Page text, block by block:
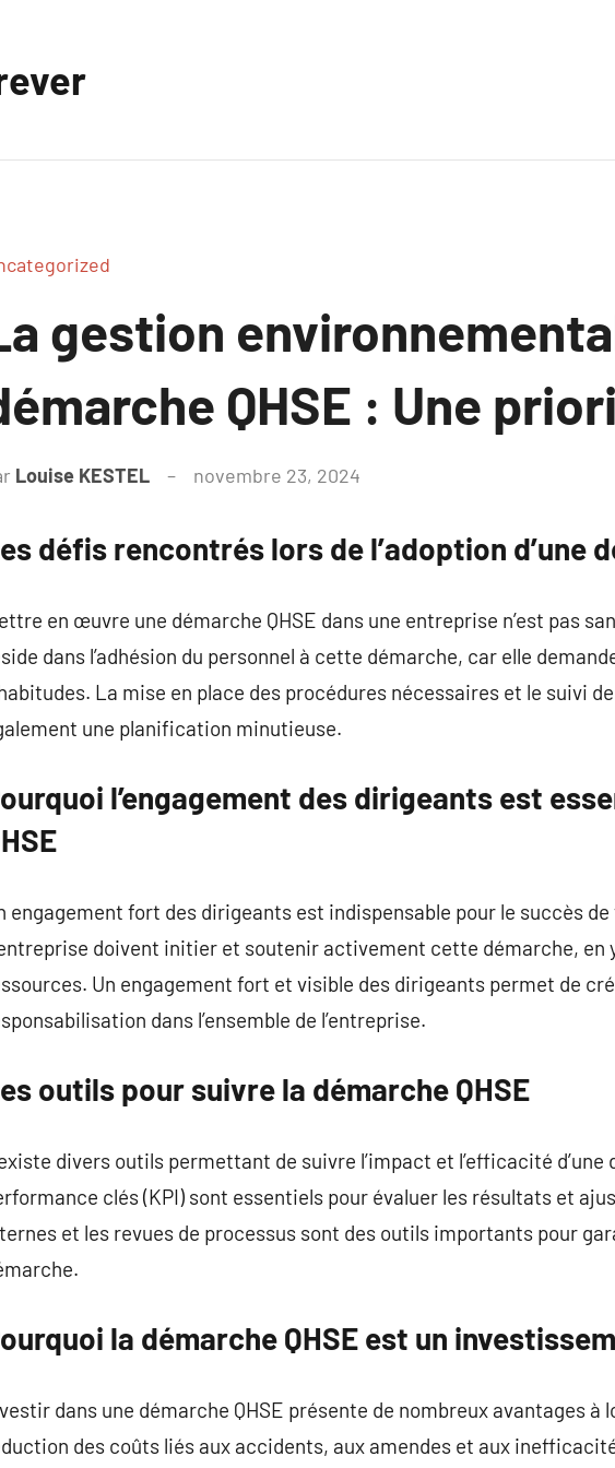
gestion
QHSE : Une
Louise KESTEL novembre 23, 2024
défis rencontrés lors de l’adoption d’une
en œuvre une démarche QHSE dans une entreprise n’est pas
dans l’adhésion du personnel à cette démarche, car elle
La mise en place des procédures nécessaires et le suivi
une planification minutieuse.
l’engagement des dirigeants est
engagement fort des dirigeants est indispensable pour le succès
doivent initier et soutenir activement cette démarche, en
Un engagement fort et visible des dirigeants permet de
dans l’ensemble de l’entreprise.
outils pour suivre la démarche QHSE
divers outils permettant de suivre l’impact et l’efficacité
clés (KPI) sont essentiels pour évaluer les résultats et
et les revues de processus sont des outils importants pour
la démarche QHSE est un
dans une démarche QHSE présente de nombreux avantages à
des coûts liés aux accidents, aux amendes et aux